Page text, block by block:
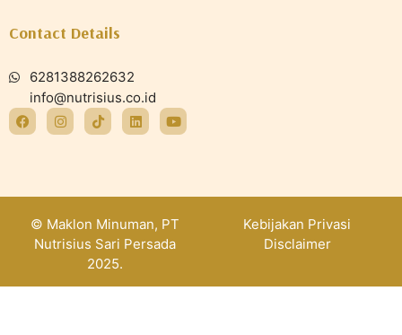
Contact Details
6281388262632
info@nutrisius.co.id
© Maklon Minuman, PT
Nutrisius Sari Persada
2025.
Kebijakan Privasi
Disclaimer